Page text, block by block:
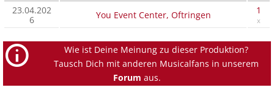
23.04.202
6
You Event Center, Oftringen 1
x
Wie ist Deine Meinung zu dieser Produktion?
Tausch Dich mit anderen Musicalfans in unserem
Forum aus.